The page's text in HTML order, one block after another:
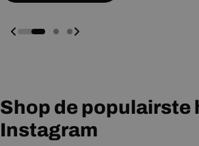
Shop de populairste
Instagram